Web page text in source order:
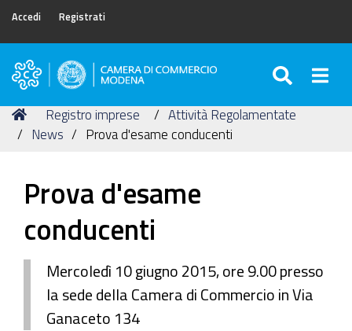
Accedi Registrati
Camera
Commercio
di
Tu
sei
Home
Registro imprese
Attività Regolamentate
News
Prova d'esame conducenti
Prova d'esame
conducenti
Mercoledì 10 giugno 2015, ore 9.00 presso
la sede della Camera di Commercio in Via
Ganaceto 134